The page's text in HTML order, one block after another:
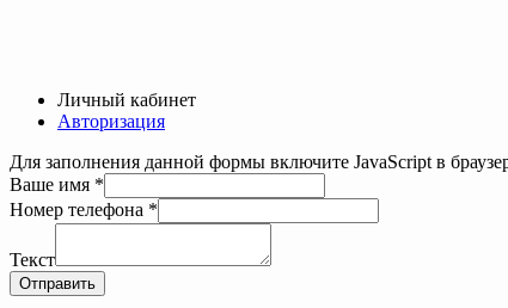
Личный кабинет
Авторизация
Для заполнения данной формы включите JavaScript в
Ваше имя *
Номер
телефона
Номер телефона *
Текст
Отправить